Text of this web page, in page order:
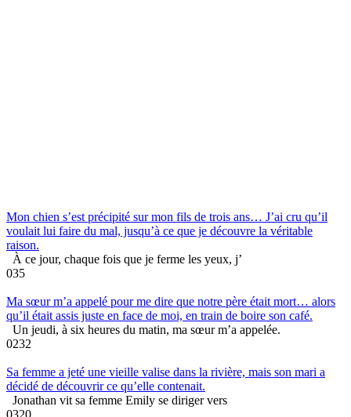
Mon chien s’est précipité sur mon fils de trois ans… J’ai cru qu’il
voulait lui faire du mal, jusqu’à ce que je découvre la véritable
raison.
À ce jour, chaque fois que je ferme les yeux, j’
035
Ma sœur m’a appelé pour me dire que notre père était mort… alors
qu’il était assis juste en face de moi, en train de boire son café.
Un jeudi, à six heures du matin, ma sœur m’a appelée.
0232
Sa femme a jeté une vieille valise dans la rivière, mais son mari a
décidé de découvrir ce qu’elle contenait.
Jonathan vit sa femme Emily se diriger vers
0320